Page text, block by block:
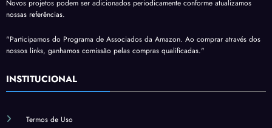
Novos projetos podem ser adicionados periodicamente conforme atualizamos
nossas referências.
"Participamos do Programa de Associados da Amazon. Ao comprar através dos
nossos links, ganhamos comissão pelas compras qualificadas."
INSTITUCIONAL
Termos de Uso